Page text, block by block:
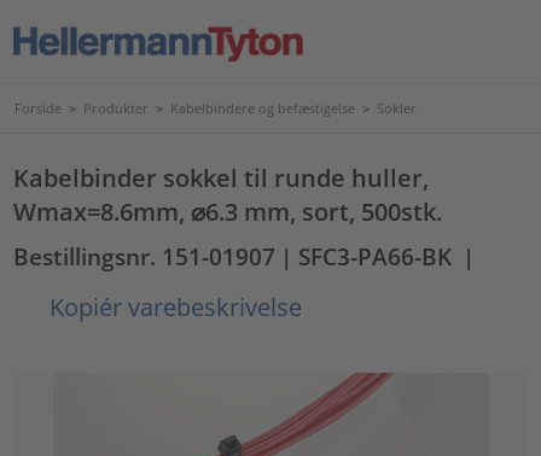
Forside > Produkter > Kabelbindere og befæstigelse > Sokler
Kabelbinder sokkel til runde huller,
Wmax=8.6mm, ⌀6.3 mm, sort, 500stk.
Bestillingsnr. 151-01907 | SFC3-PA66-BK |
Kopiér varebeskrivelse